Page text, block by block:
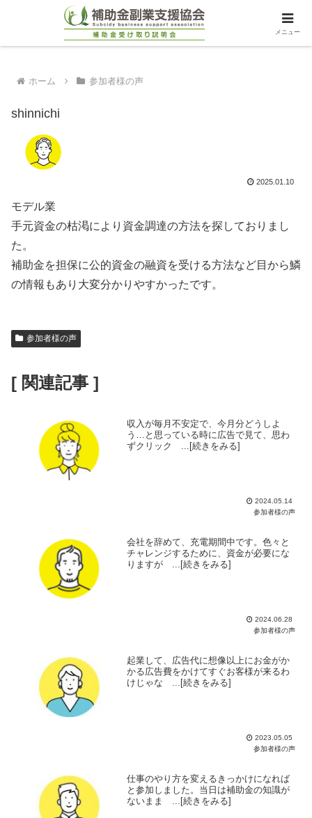
ホーム 参加者様の声
shinnichi
2025.01.10
モデル業
手元資金の枯渇により資金調達の方法を探しておりまし
た。
補助金を担保に公的資金の融資を受ける方法など目から鱗
の情報もあり大変分かりやすかったです。
参加者様の声
[ 関連記事 ]
収入が毎月不安定で、今月分どうしよ
う…と思っている時に広告で見て、思わ
ずクリック ...[続きをみる]
2024.05.14
参加者様の声
会社を辞めて、充電期間中です。色々と
チャレンジするために、資金が必要にな
りますが ...[続きをみる]
2024.06.28
参加者様の声
起業して、広告代に想像以上にお金がか
かる広告費をかけてすぐお客様が来るわ
けじゃな ...[続きをみる]
2023.05.05
参加者様の声
仕事のやり方を変えるきっかけになれば
と参加しました。当日は補助金の知識が
ないまま ...[続きをみる]
メニュー